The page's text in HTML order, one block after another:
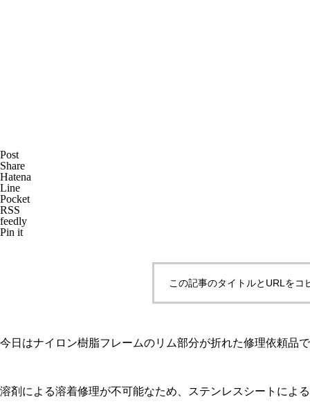
ッジ折れ修理依頼品
Post
Share
Hatena
Line
Pocket
RSS
feedly
Pin it
この記事のタイトルとURLをコ
今日はナイロン樹脂フレームのリム部分が折れた修理依頼品
溶剤による溶着修理が不可能なため、ステンレスシートによ